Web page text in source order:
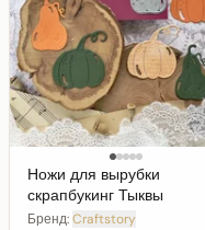
Ножи для вырубки
скрапбукинг Тыквы
Бренд:Craftstory